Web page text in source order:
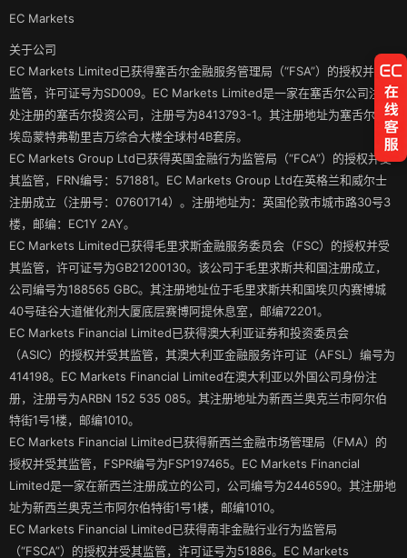
EC Markets
关于公司
EC Markets Limited已获得塞舌尔金融服务管理局（“FSA”）的授权并受其
监管，许可证号为SD009。EC Markets Limited是一家在塞舌尔公司注册
处注册的塞舌尔投资公司，注册号为8413793-1。其注册地址为塞舌尔马
埃岛蒙特弗勒里吉万综合大楼全球村4B套房。
EC Markets Group Ltd已获得英国金融行为监管局（“FCA”）的授权并受
其监管，FRN编号：571881。EC Markets Group Ltd在英格兰和威尔士
注册成立（注册号：07601714）。注册地址为：英国伦敦市城市路30号3
楼，邮编：EC1Y 2AY。
EC Markets Limited已获得毛里求斯金融服务委员会（FSC）的授权并受
其监管，许可证号为GB21200130。该公司于毛里求斯共和国注册成立，
公司编号为188565 GBC。其注册地址位于毛里求斯共和国埃贝内赛博城
40号硅谷大道催化剂大厦底层赛博阿提休息室，邮编72201。
EC Markets Financial Limited已获得澳大利亚证券和投资委员会
（ASIC）的授权并受其监管，其澳大利亚金融服务许可证（AFSL）编号为
414198。EC Markets Financial Limited在澳大利亚以外国公司身份注
册，注册号为ARBN 152 535 085。其注册地址为新西兰奥克兰市阿尔伯
特街1号1楼，邮编1010。
EC Markets Financial Limited已获得新西兰金融市场管理局（FMA）的
授权并受其监管，FSPR编号为FSP197465。EC Markets Financial
Limited是一家在新西兰注册成立的公司，公司编号为2446590。其注册地
址为新西兰奥克兰市阿尔伯特街1号1楼，邮编1010。
EC Markets Financial Limited已获得南非金融行业行为监管局
（“FSCA”）的授权并受其监管，许可证号为51886。EC Markets